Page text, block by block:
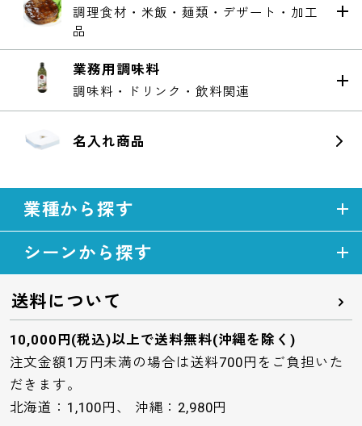
調理食材・米飯・麺類・デザート・加工
品
業務用調味料
調味料・ドリンク・飲料関連
名入れ商品
業種から探す
シーンから探す
送料について
10,000円(税込)以上で送料無料(沖縄を除く)
注文金額1万円未満の場合は送料700円をご負担いた
だきます。
北海道：1,100円、 沖縄：2,980円